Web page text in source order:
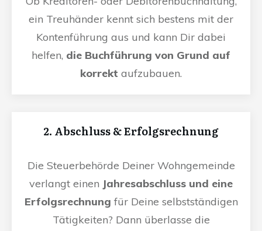
ein Treuhänder kennt sich bestens mit der
Kontenführung aus und kann Dir dabei
helfen, die Buchführung von Grund auf
korrekt aufzubauen.
2. Abschluss & Erfolgsrechnung
Die Steuerbehörde Deiner Wohngemeinde
verlangt einen Jahresabschluss und eine
Erfolgsrechnung für Deine selbstständigen
Tätigkeiten? Dann überlasse die